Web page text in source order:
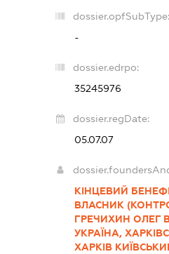
dossier.opfSubType:
-
dossier.edrpo:
35245976
dossier.regDate:
05.07.07
КІНЦЕВИЙ
ВЛАСНИК
ГРЕЧИХИН ОЛЕГ
УКРАЇНА,
ХАРКІВ